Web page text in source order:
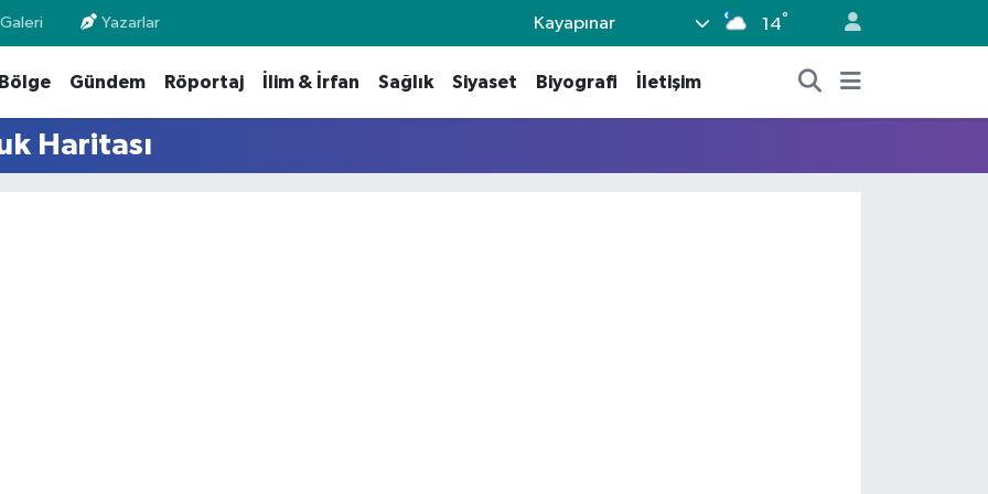
Yazarlar Kayapınar 14°
Bölge Gündem Röportaj İlim & İrfan Sağlık Siyaset Biyografi İletişim
Haritası